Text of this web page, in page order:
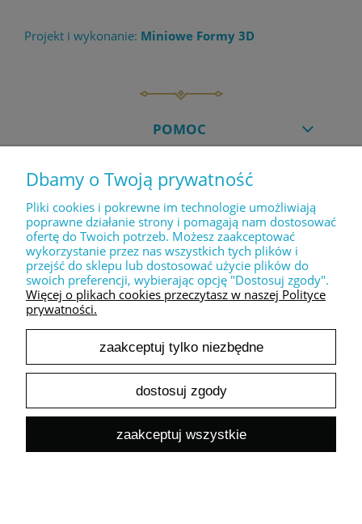
Projekt i wykonanie: Miniowe Formy 3D
POMOC
MOJE KONTO
PŁATNOŚCI I DOSTAWA
INFORMACJE
O NAS
pokaż pełną wersję strony
Sklep internetowy Shoper.pl
Dbamy o Twoją prywatność
Pliki cookies i pokrewne im technologie umożliwiają
poprawne działanie strony i pomagają nam dostosować
ofertę do Twoich potrzeb. Możesz zaakceptować
wykorzystanie przez nas wszystkich tych plików i
przejść do sklepu lub dostosować użycie plików do
swoich preferencji, wybierając opcję "Dostosuj zgody".
Więcej o plikach cookies przeczytasz w naszej Polityce
prywatności.
zaakceptuj tylko niezbędne
dostosuj zgody
zaakceptuj wszystkie